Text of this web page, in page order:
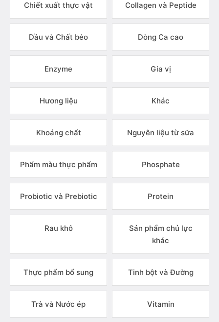
Chiết xuất thực vật Collagen và Peptide
Dầu và Chất béo Dòng Ca cao
Enzyme Gia vị
Hương liệu Khác
Khoáng chất Nguyên liệu từ sữa
Phẩm màu thực phẩm Phosphate
Probiotic và Prebiotic Protein
Rau khô
Sản phẩm chủ lực
khác
Thực phẩm bổ sung Tinh bột và Đường
Trà và Nước ép Vitamin